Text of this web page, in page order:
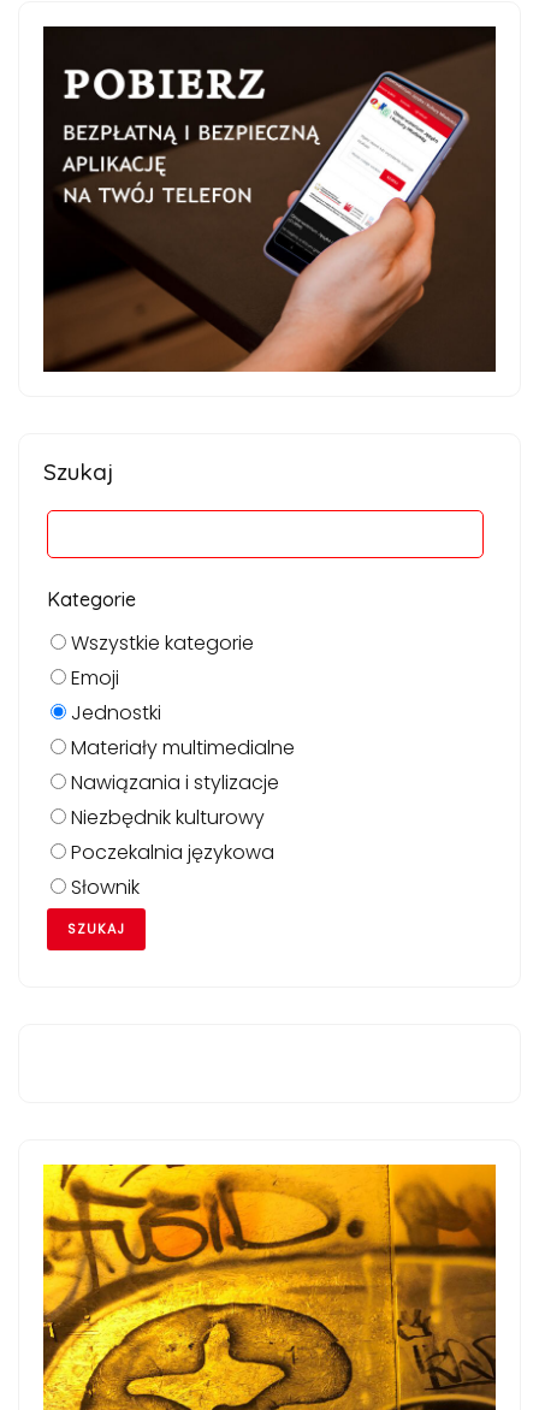
Szukaj
Kategorie
Wszystkie kategorie
Emoji
Jednostki
Materiały multimedialne
Nawiązania i stylizacje
Niezbędnik kulturowy
Poczekalnia językowa
Słownik